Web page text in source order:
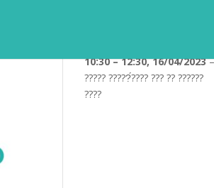
10:30 – 12:30,16/04/2023
????? ?????́???? ??? ?? ??????
????